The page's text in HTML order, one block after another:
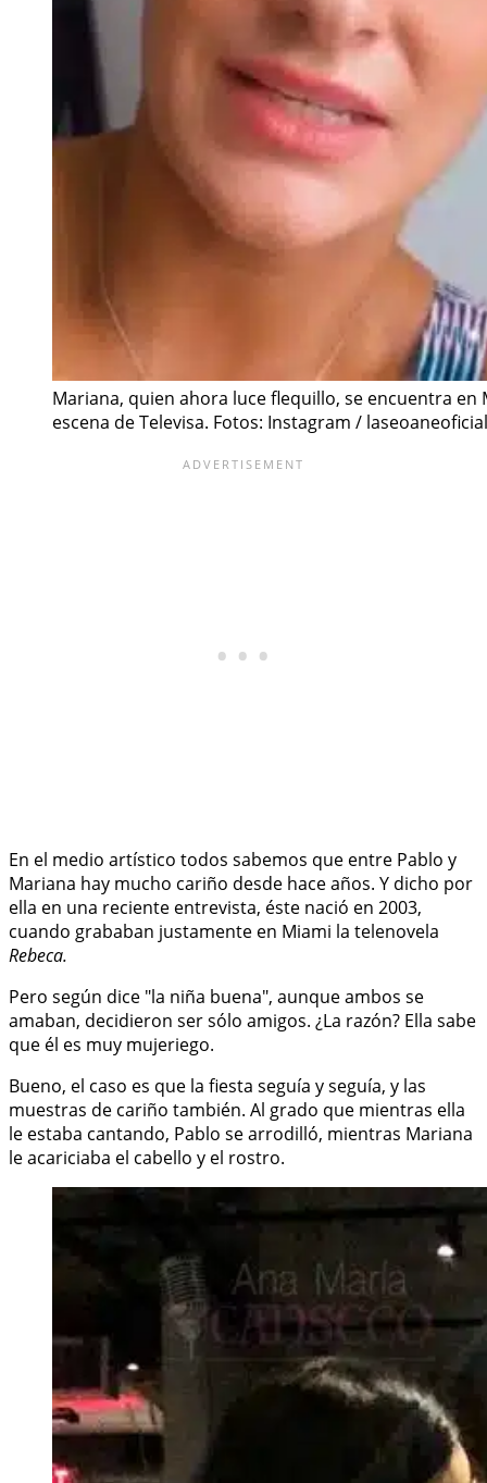
Mariana, quien ahora luce flequillo, se encuentra
escena de Televisa. Fotos: Instagram / laseoaneoficial
En el medio artístico todos sabemos que entre Pablo y
Mariana hay mucho cariño desde hace años. Y dicho por
ella en una reciente entrevista, éste nació en 2003,
cuando grababan justamente en Miami la telenovela
Rebeca.
Pero según dice "la niña buena", aunque ambos se
amaban, decidieron ser sólo amigos. ¿La razón? Ella sabe
que él es muy mujeriego.
Bueno, el caso es que la fiesta seguía y seguía, y las
muestras de cariño también. Al grado que mientras ella
le estaba cantando, Pablo se arrodilló, mientras Mariana
le acariciaba el cabello y el rostro.